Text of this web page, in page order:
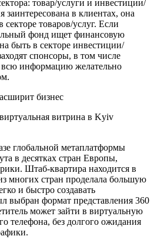
товар/услуги и инвестиции/
в клиентах, она
товаров/услуг. Если
фонд ищет финансовую
быть в секторе инвестиции/
спонсоры, в том числе
информацию желательно
витрина в Kyiv
глобальной метаплатформы
в десятках стран Европы,
Штаб-квартира находится в
стран проделала большую
и быстро создавать
выбран формат представления 360
может зайти в виртуальную
телефона, без долгого ожидания